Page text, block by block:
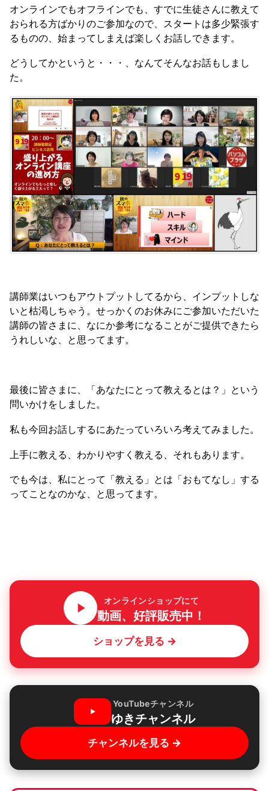
オンラインでもオフラインでも、すでに生徒さんに教えて
おられる方ばかりのご参加なので、スタートは多少緊張す
るものの、始まってしまえば楽しくお話しできます。
どうしてかというと・・・、なんてそんなお話もしまし
た。
講師業はいつもアウトプットしてるから、インプットしな
いと枯渇しちゃう。せっかくのお休みにご参加いただいた
講師の皆さまに、なにか参考になることがご提供できたら
うれしいな、と思ってます。
最後に皆さまに、「あなたにとって教えるとは？」という
問いかけをしました。
私も今回お話しするにあたっていろいろ考えてみました。
上手に教える、わかりやすく教える、それもあります。
でも今は、私にとって「教える」とは「おもてなし」する
ってことなのかな、と思ってます。
オンラインショップにて
動画、好評販売中！
ショップを見る →
YouTubeチャンネル
ゆきチャンネル
チャンネルを見る →